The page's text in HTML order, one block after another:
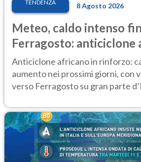
TENDENZA 8 Agosto 2026
Meteo, caldo intenso
Ferragosto: anticiclone
ancora protagonista
Anticiclone africano in rinforzo:
aumento nei prossimi giorni, con
verso Ferragosto su gran parte